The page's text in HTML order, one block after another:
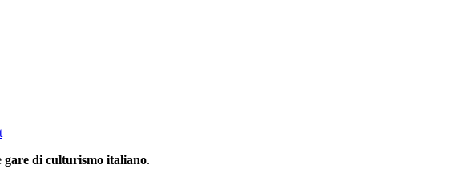
gare di culturismo italiano.